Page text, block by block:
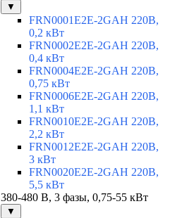
▼
FRN0001E2E-2GAH 220В,
0,2 кВт
FRN0002E2E-2GAH 220В,
0,4 кВт
FRN0004E2E-2GAH 220В,
0,75 кВт
FRN0006E2E-2GAH 220В,
1,1 кВт
FRN0010E2E-2GAH 220В,
2,2 кВт
FRN0012E2E-2GAH 220В,
3 кВт
FRN0020E2E-2GAH 220В,
5,5 кВт
380-480 В, 3 фазы, 0,75-55 кВт
▼